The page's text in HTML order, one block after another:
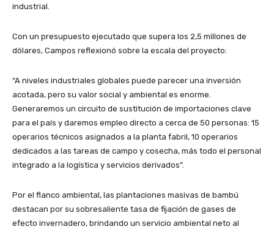
industrial.
Con un presupuesto ejecutado que supera los 2,5 millones de
dólares, Campos reflexionó sobre la escala del proyecto:
“A niveles industriales globales puede parecer una inversión
acotada, pero su valor social y ambiental es enorme.
Generaremos un circuito de sustitución de importaciones clave
para el país y daremos empleo directo a cerca de 50 personas: 15
operarios técnicos asignados a la planta fabril, 10 operarios
dedicados a las tareas de campo y cosecha, más todo el personal
integrado a la logística y servicios derivados”.
Por el flanco ambiental, las plantaciones masivas de bambú
destacan por su sobresaliente tasa de fijación de gases de
efecto invernadero, brindando un servicio ambiental neto al